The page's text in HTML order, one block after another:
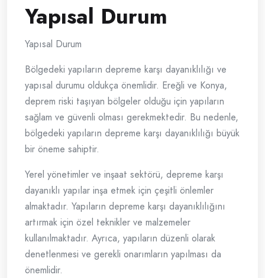
Yapısal Durum
Yapısal Durum
Bölgedeki yapıların depreme karşı dayanıklılığı ve
yapısal durumu oldukça önemlidir. Ereğli ve Konya,
deprem riski taşıyan bölgeler olduğu için yapıların
sağlam ve güvenli olması gerekmektedir. Bu nedenle,
bölgedeki yapıların depreme karşı dayanıklılığı büyük
bir öneme sahiptir.
Yerel yönetimler ve inşaat sektörü, depreme karşı
dayanıklı yapılar inşa etmek için çeşitli önlemler
almaktadır. Yapıların depreme karşı dayanıklılığını
artırmak için özel teknikler ve malzemeler
kullanılmaktadır. Ayrıca, yapıların düzenli olarak
denetlenmesi ve gerekli onarımların yapılması da
önemlidir.